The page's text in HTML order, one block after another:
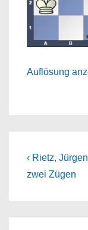
Auflösung
Previous
Post
‹ Rietz,
zwei Zügen